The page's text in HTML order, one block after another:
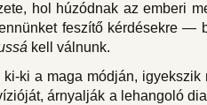
hol húzódnak az emberi
feszítő kérdésekre —
kell válnunk.
ki a maga módján,
árnyalják a lehangoló